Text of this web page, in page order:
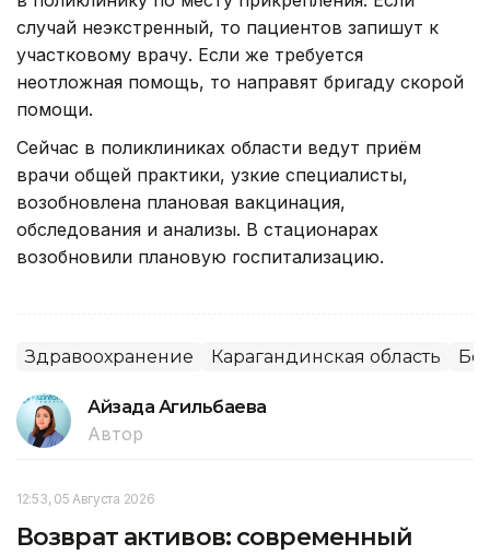
случай неэкстренный, то пациентов запишут к
участковому врачу. Если же требуется
неотложная помощь, то направят бригаду скорой
помощи.
Сейчас в поликлиниках области ведут приём
врачи общей практики, узкие специалисты,
возобновлена плановая вакцинация,
обследования и анализы. В стационарах
возобновили плановую госпитализацию.
Здравоохранение Карагандинская область
Айзада Агильбаева
Автор
12:53, 05 Августа 2026
Возврат активов: современный